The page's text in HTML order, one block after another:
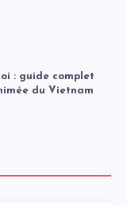
: guide complet
du Vietnam